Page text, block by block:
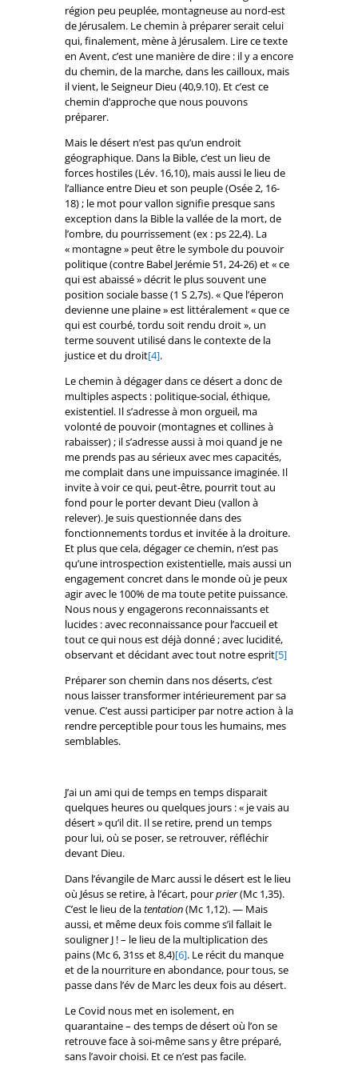
région peu peuplée, montagneuse au nord-est
de Jérusalem. Le chemin à préparer serait celui
qui, finalement, mène à Jérusalem. Lire ce texte
en Avent, c’est une manière de dire : il y a encore
du chemin, de la marche, dans les cailloux, mais
il vient, le Seigneur Dieu (40,9.10). Et c’est ce
chemin d’approche que nous pouvons
préparer.
Mais le désert n’est pas qu’un endroit
géographique. Dans la Bible, c’est un lieu de
forces hostiles (Lév. 16,10), mais aussi le lieu de
l’alliance entre Dieu et son peuple (Osée 2, 16-
18) ; le mot pour vallon signifie presque sans
exception dans la Bible la vallée de la mort, de
l’ombre, du pourrissement (ex : ps 22,4). La
« montagne » peut être le symbole du pouvoir
politique (contre Babel Jerémie 51, 24-26) et « ce
qui est abaissé » décrit le plus souvent une
position sociale basse (1 S 2,7s). « Que l’éperon
devienne une plaine » est littéralement « que ce
qui est courbé, tordu soit rendu droit », un
terme souvent utilisé dans le contexte de la
justice et du droit[4].
Le chemin à dégager dans ce désert a donc de
multiples aspects : politique-social, éthique,
existentiel. Il s’adresse à mon orgueil, ma
volonté de pouvoir (montagnes et collines à
rabaisser) ; il s’adresse aussi à moi quand je ne
me prends pas au sérieux avec mes capacités,
me complait dans une impuissance imaginée. Il
invite à voir ce qui, peut-être, pourrit tout au
fond pour le porter devant Dieu (vallon à
relever). Je suis questionnée dans des
fonctionnements tordus et invitée à la droiture.
Et plus que cela, dégager ce chemin, n’est pas
qu’une introspection existentielle, mais aussi un
engagement concret dans le monde où je peux
agir avec le 100% de ma toute petite puissance.
Nous nous y engagerons reconnaissants et
lucides : avec reconnaissance pour l’accueil et
tout ce qui nous est déjà donné ; avec lucidité,
observant et décidant avec tout notre esprit[5]
Préparer son chemin dans nos déserts, c’est
nous laisser transformer intérieurement par sa
venue. C’est aussi participer par notre action à la
rendre perceptible pour tous les humains, mes
semblables.
J’ai un ami qui de temps en temps disparait
quelques heures ou quelques jours : « je vais au
désert » qu’il dit. Il se retire, prend un temps
pour lui, où se poser, se retrouver, réfléchir
devant Dieu.
Dans l’évangile de Marc aussi le désert est le lieu
où Jésus se retire, à l’écart, pourprier(Mc 1,35).
C’est le lieu de latentation(Mc 1,12). — Mais
aussi, et même deux fois comme s’il fallait le
souligner J ! – le lieu de la multiplication des
pains (Mc 6, 31ss et 8,4)[6]. Le récit du manque
et de la nourriture en abondance, pour tous, se
passe dans l’év de Marc les deux fois au désert.
Le Covid nous met en isolement, en
quarantaine – des temps de désert où l’on se
retrouve face à soi-même sans y être préparé,
sans l’avoir choisi. Et ce n’est pas facile.